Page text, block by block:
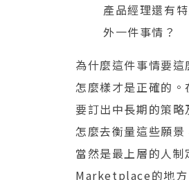
產品經理還有
外一件事情？
為什麼這件事情要
怎麼樣才是正確的
要訂出中長期的策
怎麼去衡量這些願
當然是最上層的人
Marketplace的地方